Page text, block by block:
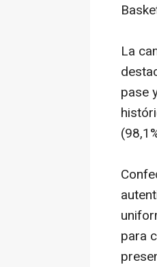
La
pase
para